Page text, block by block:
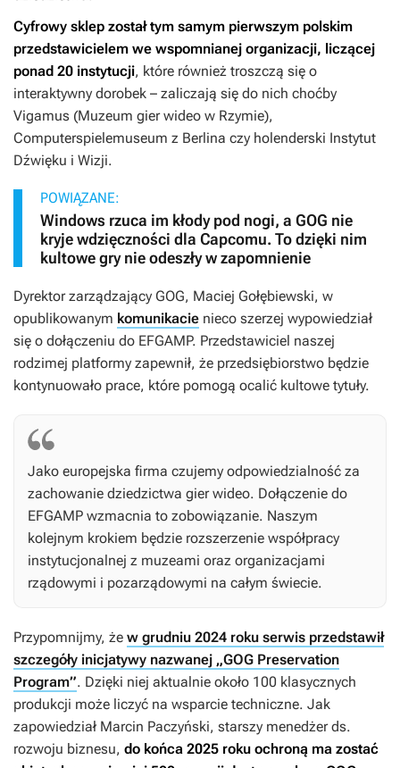
Cyfrowy sklep został tym samym pierwszym polskim
przedstawicielem we wspomnianej organizacji, liczącej
ponad 20 instytucji, które również troszczą się o
interaktywny dorobek – zaliczają się do nich choćby
Vigamus (Muzeum gier wideo w Rzymie),
Computerspielemuseum z Berlina czy holenderski Instytut
Dźwięku i Wizji.
POWIĄZANE:
Windows rzuca im kłody pod nogi, a GOG nie
kryje wdzięczności dla Capcomu. To dzięki nim
kultowe gry nie odeszły w zapomnienie
Dyrektor zarządzający GOG, Maciej Gołębiewski, w
opublikowanym komunikacie nieco szerzej wypowiedział
się o dołączeniu do EFGAMP. Przedstawiciel naszej
rodzimej platformy zapewnił, że przedsiębiorstwo będzie
kontynuowało prace, które pomogą ocalić kultowe tytuły.
Jako europejska firma czujemy odpowiedzialność za
zachowanie dziedzictwa gier wideo. Dołączenie do
EFGAMP wzmacnia to zobowiązanie. Naszym
kolejnym krokiem będzie rozszerzenie współpracy
instytucjonalnej z muzeami oraz organizacjami
rządowymi i pozarządowymi na całym świecie.
Przypomnijmy, że w grudniu 2024 roku serwis przedstawił
szczegóły inicjatywy nazwanej „GOG Preservation
Program”. Dzięki niej aktualnie około 100 klasycznych
produkcji może liczyć na wsparcie techniczne. Jak
zapowiedział Marcin Paczyński, starszy menedżer ds.
rozwoju biznesu, do końca 2025 roku ochroną ma zostać